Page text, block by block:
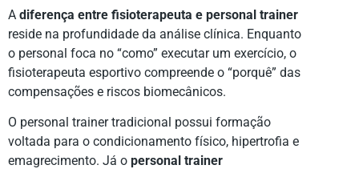
A diferença entre fisioterapeuta e personal trainer
reside na profundidade da análise clínica. Enquanto
o personal foca no “como” executar um exercício, o
fisioterapeuta esportivo compreende o “porquê” das
compensações e riscos biomecânicos.
O personal trainer tradicional possui formação
voltada para o condicionamento físico, hipertrofia e
emagrecimento. Já o personal trainer